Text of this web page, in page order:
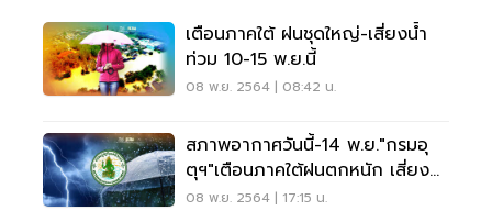
เตือนภาคใต้ ฝนชุดใหญ่-เสี่ยงน้ำ
ท่วม 10-15 พ.ย.นี้
08 พ.ย. 2564 | 08:42 น.
สภาพอากาศวันนี้-14 พ.ย."กรมอุ
ตุฯ"เตือนภาคใต้ฝนตกหนัก เสี่ยงน้ำ
ท่วม
08 พ.ย. 2564 | 17:15 น.